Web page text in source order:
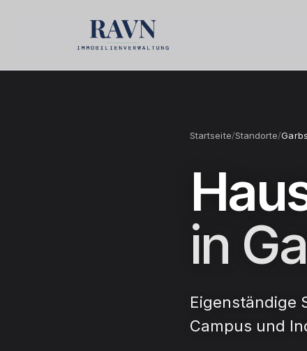
Startseite/Standorte/
in
Eigenständige
Campus und